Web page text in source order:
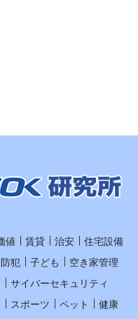
値 賃貸 治安
住宅設備
防犯 子ども
空き家管理
サイバーセキュリティ
スポーツ ペット
健康